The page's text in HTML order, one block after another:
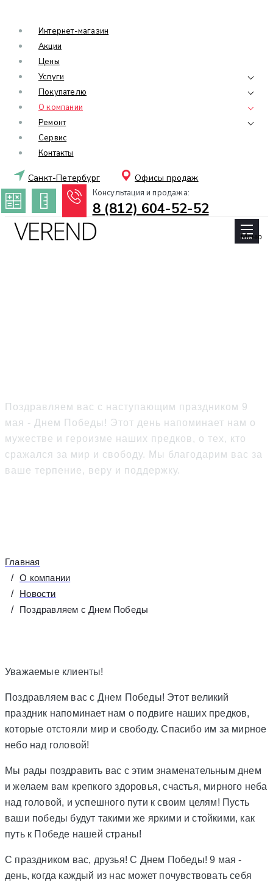
Интернет-магазин
Акции
Цены
Услуги
Покупателю
О компании
Ремонт
Сервис
Контакты
Санкт-Петербург Офисы продаж
Консультация и продажа:
8 (812) 604-52-52
Меню
Поздравляем вас с наступающим праздником 9
мая - Днем Победы! Этот день напоминает нам о
мужестве и героизме наших предков, о тех, кто
сражался за мир и свободу. Мы благодарим вас за
ваше терпение, веру и поддержку.
Главная
О компании
Новости
Поздравляем с Днем Победы
Уважаемые клиенты!
Поздравляем вас с Днем Победы! Этот великий
праздник напоминает нам о подвиге наших предков,
которые отстояли мир и свободу. Спасибо им за мирное
небо над головой!
Мы рады поздравить вас с этим знаменательным днем
и желаем вам крепкого здоровья, счастья, мирного неба
над головой, и успешного пути к своим целям! Пусть
ваши победы будут такими же яркими и стойкими, как
путь к Победе нашей страны!
С праздником вас, друзья! С Днем Победы! 9 мая -
день, когда каждый из нас может почувствовать себя